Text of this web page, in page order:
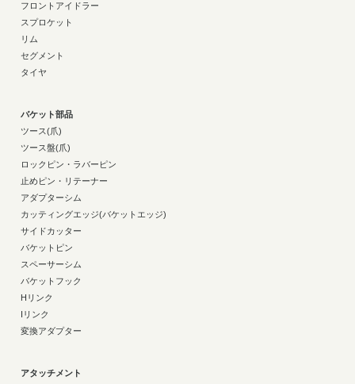
フロントアイドラー
スプロケット
リム
セグメント
タイヤ
バケット部品
ツース(爪)
ツース盤(爪)
ロックピン・ラバーピン
止めピン・リテーナー
アダプターシム
カッティングエッジ(バケットエッジ)
サイドカッター
バケットピン
スペーサーシム
バケットフック
Hリンク
Iリンク
変換アダプター
アタッチメント